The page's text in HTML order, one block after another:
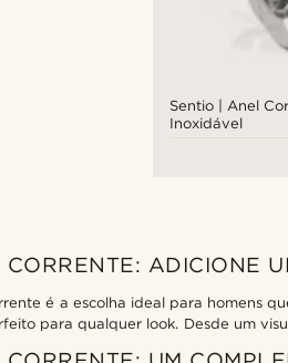
Sentio | Anel
Inoxidável
ADICIONE
é a escolha ideal para homens
para qualquer look. Desde um